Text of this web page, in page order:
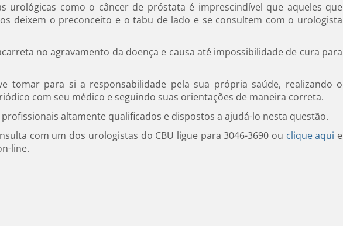
urológicas como o câncer de próstata é imprescindível que aqueles que
deixem o preconceito e o tabu de lado e se consultem com o urologista
no agravamento da doença e causa até impossibilidade de cura para
tomar para si a responsabilidade pela sua própria saúde, realizando o
com seu médico e seguindo suas orientações de maneira correta.
altamente qualificados e dispostos a ajudá-lo nesta questão.
com um dos urologistas do CBU ligue para 3046-3690 ou clique aqui e
line.